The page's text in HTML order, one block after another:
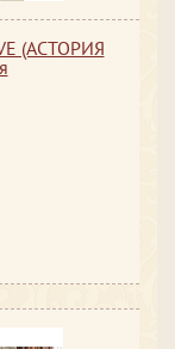
(АСТОРИЯ